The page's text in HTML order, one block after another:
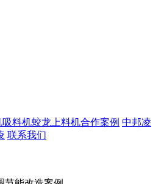
吸料机蛟龙上料机合作案例 中邦凌
联系我们